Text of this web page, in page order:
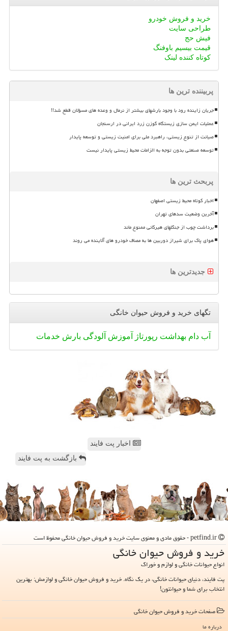
خرید و فروش خودرو
طراحی سایت
فیش حج
قیمت بیسیم باوفنگ
کوتاه کننده لینک
پربیننده ترین ها
جریان زاینده رود با وجود بارشهای بیشتر از نرمال و وعده های مسؤلان قطع شد!!
عملیات ایمن سازی زیستگاه گوزن زرد ایرانی در ارسنجان
صیانت از تنوع زیستی، راهبرد ملی برای امنیت زیستی و توسعه پایدار
توسعه صنعتی بدون توجه به الزامات محیط زیستی پایدار نیست
پربحث ترین ها
اخبار کوتاه محیط زیستی اصفهان
آخرین وضعیت سدهای تهران
برداشت چوب از جنگلهای هیرکانی ممنوع ماند
هوای پاک برای شیراز دوربین ها به مصاف خودرو های آلاینده می روند
جدیدترین ها
تگهای خرید و فروش حیوان خانگی
آب دام بهداشت رپورتاژ آموزش آلودگی بارش خدمات
اخبار پت فایند
بازگشت به پت فایند
خرید و فروش حیوان خانگی
انواع حیوانات خانگی و لوازم و خوراک
پت فایند، دنیای حیوانات خانگی، در یک نگاه. خرید و فروش حیوان خانگی و لوازمش: بهترین
انتخاب برای شما و حیوانتون!
صفحات خرید و فروش حیوان خانگی
درباره ما